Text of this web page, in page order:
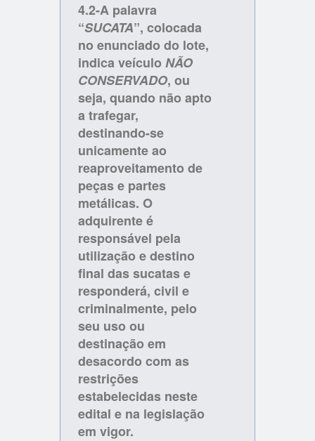
4.2-A palavra
“SUCATA”, colocada
no enunciado do lote,
indica veículo NÃO
CONSERVADO, ou
seja, quando não apto
a trafegar,
destinando-se
unicamente ao
reaproveitamento de
peças e partes
metálicas. O
adquirente é
responsável pela
utilização e destino
final das sucatas e
responderá, civil e
criminalmente, pelo
seu uso ou
destinação em
desacordo com as
restrições
estabelecidas neste
edital e na legislação
em vigor.